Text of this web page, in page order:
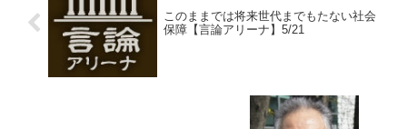
このままでは将来世代までもたない社会
保障【言論アリーナ】5/21